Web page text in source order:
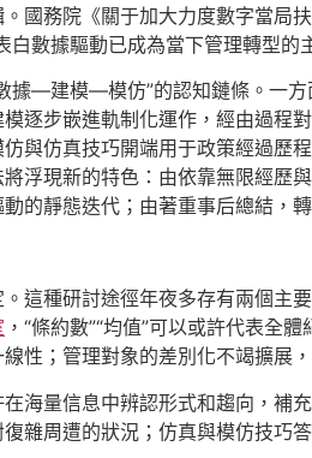
務院《關于加大力度數字當局
數據驅動已成為當下管理轉型的
據—建模—模仿”的認知鏈條。一
逐步嵌進軌制化運作，經由過程
與仿真技巧開端用于政策經過歷
現新的特色：由依靠無限經歷
的靜態迭代；由著重事后總結，
這種研討途徑年夜多存有兩個主
，“條約數”“均值”可以或許代表全
性；管理對象的差別化不竭擴展
海量信息中辨認形式和趨向，補
雜周遭的狀況；仿真與模仿技巧